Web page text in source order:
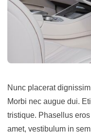
Nunc placerat
Morbi nec augue dui.
tristique. Phasellus
amet, vestibulum in